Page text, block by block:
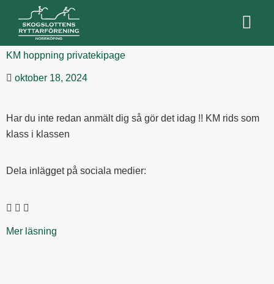
KM hoppning privatekipage
oktober 18, 2024
Har du inte redan anmält dig så gör det idag !! KM rids som
klass i klassen
Dela inlägget på sociala medier:
Mer läsning